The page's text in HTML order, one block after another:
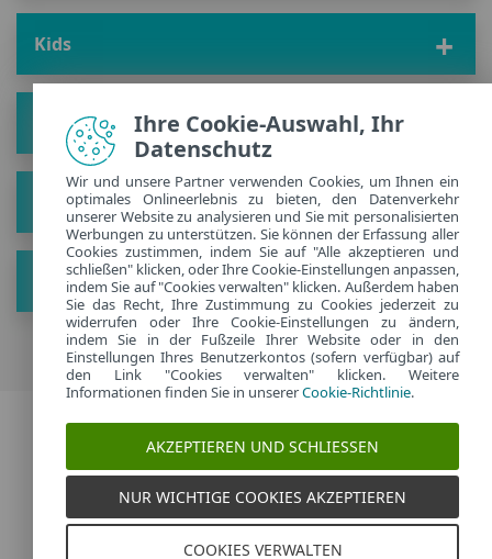
Kids
Lösung
Unsere Story
Hol Dir die neusten Tipps
2026 Copyright © ESET, Alle Rechte vorbehalten. |
Datenschutzerklärung|Cookies verwalten
Germany
Ihre Cookie-Auswahl, Ihr
Datenschutz
Wir und unsere Partner verwenden Cookies, um Ihnen ein
optimales Onlineerlebnis zu bieten, den Datenverkehr
unserer Website zu analysieren und Sie mit personalisierten
Werbungen zu unterstützen. Sie können der Erfassung aller
Cookies zustimmen, indem Sie auf "Alle akzeptieren und
schließen" klicken, oder Ihre Cookie-Einstellungen anpassen,
indem Sie auf "Cookies verwalten" klicken. Außerdem haben
Sie das Recht, Ihre Zustimmung zu Cookies jederzeit zu
widerrufen oder Ihre Cookie-Einstellungen zu ändern,
indem Sie in der Fußzeile Ihrer Website oder in den
Einstellungen Ihres Benutzerkontos (sofern verfügbar) auf
den Link "Cookies verwalten" klicken. Weitere
Informationen finden Sie in unsererCookie-Richtlinie.
AKZEPTIEREN UND SCHLIESSEN
NUR WICHTIGE COOKIES AKZEPTIEREN
COOKIES VERWALTEN